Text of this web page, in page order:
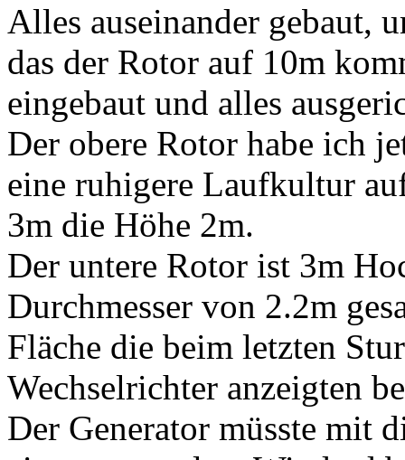
Alles auseinander gebaut,
das der Rotor auf 10m
eingebaut und alles
Der obere Rotor habe ich
eine ruhigere Laufkultur
3m die Höhe 2m.
Der untere Rotor ist 3m
Durchmesser von 2.2m
Fläche die beim letzten
Wechselrichter anzeigten
Der Generator müsste mit